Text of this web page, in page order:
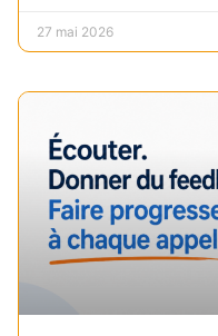
27 mai 2026